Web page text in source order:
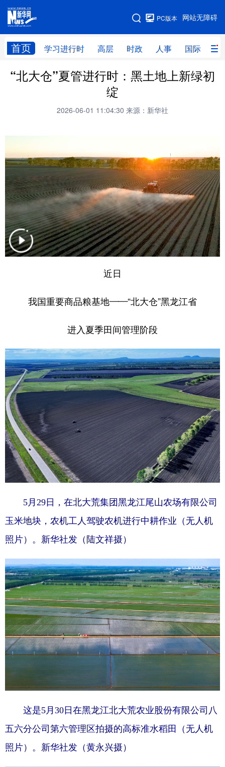
网站无障碍
PC版本
首页 学习进行时 高层 时政 人事 国际 财
网站地图
学习进行时 高层 时政 人事
文化 书画 健康 军事
访谈 图片 政务
法律 中央文件 金融 汽车
食品 人居 信息化 数字经济
学术中国 乡村振兴 银龄 溯源中国
公益 一带一路 亚太网 上市公司
地方频道
北京 天津 河北 山西
上海 江苏
浙江 安徽 福建 江西
山东 河南 湖北 湖南
广东 广西 海南 重庆
陕西 甘肃 青海
内蒙古
多语种频道
English Español Français عربى
Русский язык 日本語 한국어
Deutsch Português
“北大仓”夏管进行时：黑土地上新绿初
绽
2026-06-01 11:04:30 来源：新华社
近日
我国重要商品粮基地——“北大仓”黑龙江省
进入夏季田间管理阶段
5月29日，在北大荒集团黑龙江尾山农场有限公司
玉米地块，农机工人驾驶农机进行中耕作业（无人机
照片）。新华社发（陆文祥摄）
这是5月30日在黑龙江北大荒农业股份有限公司八
五六分公司第六管理区拍摄的高标准水稻田（无人机
照片）。新华社发（黄永兴摄）